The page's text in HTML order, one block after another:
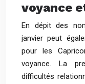
voyance
En dépit des
janvier peut
pour les
voyance. La
difficultés